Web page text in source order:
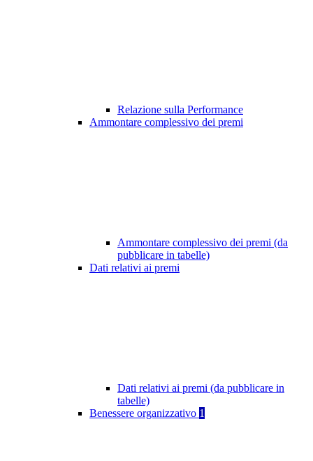
Relazione sulla Performance
Ammontare complessivo dei premi
Ammontare complessivo dei premi (da
pubblicare in tabelle)
Dati relativi ai premi
Dati relativi ai premi (da pubblicare in
tabelle)
Benessere organizzativo 1